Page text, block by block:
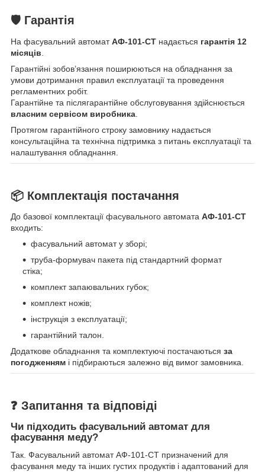
🛡 Гарантія
На фасувальний автоматАФ-101-СТ надається гарантія 12
місяців
Гарантійні зобов’язання поширюються на обладнання за
умови дотримання правил експлуатації та проведення
регламентних робіт.
Гарантійне та післягарантійне обслуговування здійснюється
власним сервісом виробника
Протягом гарантійного строку замовнику надається
консультаційна та технічна підтримка з питань експлуатації та
налаштування обладнання.
📦 Комплектація постачання
До базової комплектації фасувального автомата АФ-101-СТ
входить:
фасувальний автомат у зборі;
труба-формувач пакета під стандартний формат
стіка;
комплект запаювальних губок;
комплект ножів;
інструкція з експлуатації;
гарантійний талон.
Додаткове обладнання та комплектуючі постачаються за
погодженням і підбираються залежно від вимог замовника.
❓ Запитання та відповіді
Чи підходить фасувальний автомат для
фасування меду?
Так. Фасувальний автомат АФ-101-СТ призначений для
фасування меду та інших густих продуктів і адаптований для